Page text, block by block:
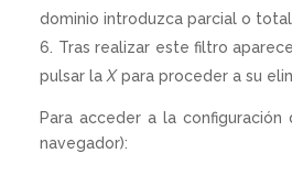
dominio introduzca parcial o
Tras realizar este filtro
pulsar laXpara proceder a su
Para acceder a la configuración
navegador):